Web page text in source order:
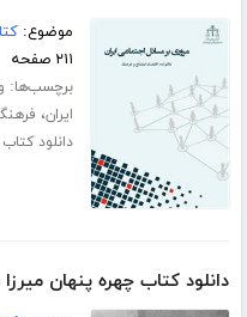
موضوع:
۲۱۱ صفحه
برچسب‌ها:
ایران،
دانلود
دانلود کتاب چهره پنهان